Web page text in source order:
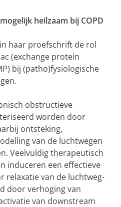
heilzaam bij COPD
haar proefschrift de rol
(exchange protein
bij (patho)fysiologische
obstructieve
worden door
ontsteking,
van de luchtwegen
Veelvuldig therapeutisch
induceren een effectieve
relaxatie van de luchtweg-
door verhoging van
van downstream